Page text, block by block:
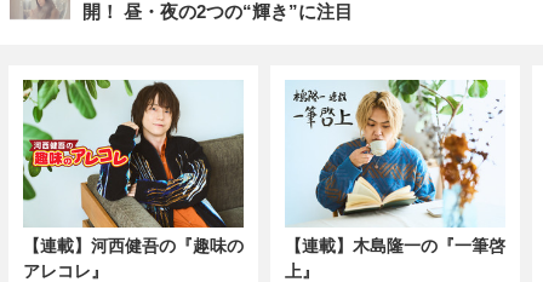
開！ 昼・夜の2つの“輝き”に注目
【連載】河西健吾の『趣味の
アレコレ』
【連載】木島隆一の『一筆啓
上』